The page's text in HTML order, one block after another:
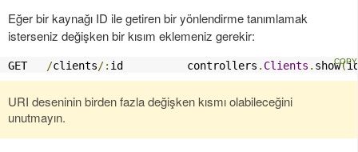
Eğer bir kaynağı ID ile getiren bir yönlendirme tanımlamak
isterseniz değişken bir kısım eklemeniz gerekir:
GET /clients/: id          controllers . Clients . show(
URI deseninin birden fazla değişken kısmı olabileceğini
unutmayın.